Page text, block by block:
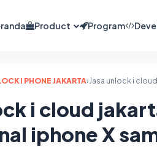
Product Program
I PHONE JAKARTA›
i cloud
iphone X